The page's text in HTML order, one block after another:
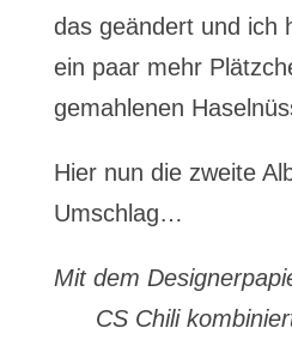
das geändert und ich
ein paar mehr
gemahlenen
Hier nun die zweite
Umschlag…
Mit dem
CS Chili